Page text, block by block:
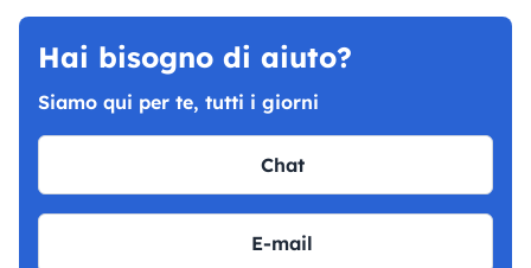
Hai bisogno di aiuto?
Siamo qui per te, tutti i giorni
Chat
E-mail